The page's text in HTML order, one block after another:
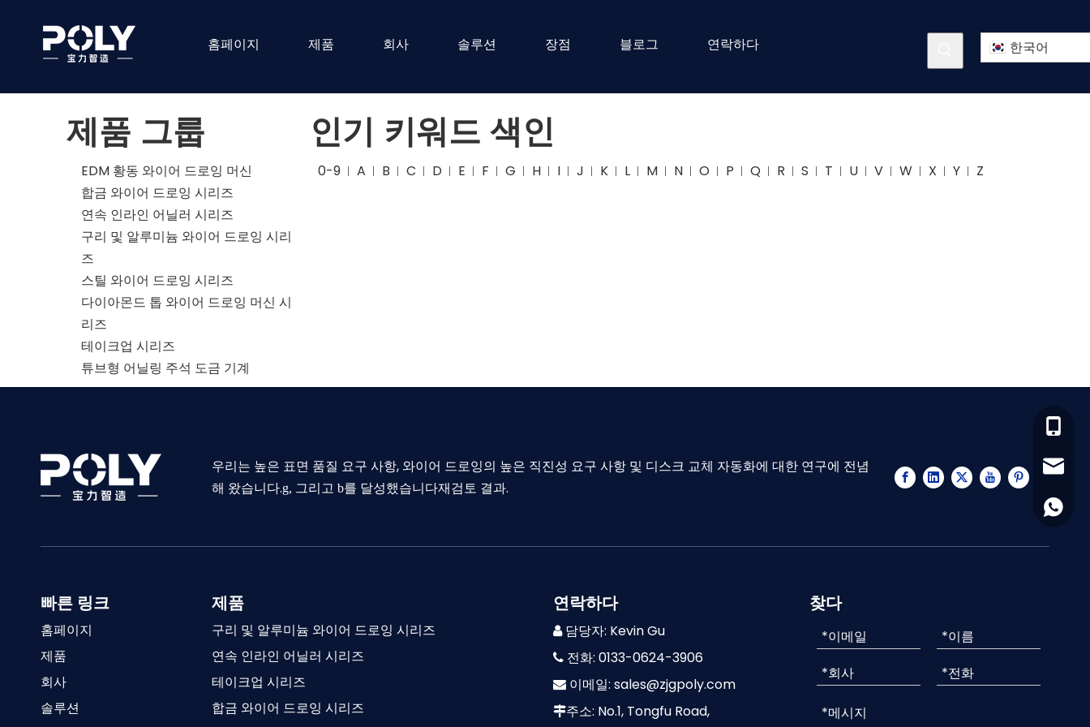
홈페이지 제품 회사 솔루션 장점 블로그 연락하다 한국어
제품 그룹
EDM 황동 와이어 드로잉 머신
합금 와이어 드로잉 시리즈
연속 인라인 어닐러 시리즈
구리 및 알루미늄 와이어 드로잉 시리
즈
스틸 와이어 드로잉 시리즈
다이아몬드 톱 와이어 드로잉 머신 시
리즈
테이크업 시리즈
튜브형 어닐링 주석 도금 기계
인기 키워드 색인
0-9 A B C D E F G H I J K L M N O P Q R S T U V W X Y Z
우리는 높은 표면 품질 요구 사항, 와이어 드로잉의 높은 직진성 요구 사항 및 디스크 교체 자동화에 대한 연구에 전념
해 왔습니다.g, 그리고 b를 달성했습니다재검토 결과.
빠른 링크
홈페이지
제품
회사
솔루션
제품
구리 및 알루미늄 와이어 드로잉 시리즈
연속 인라인 어닐러 시리즈
테이크업 시리즈
합금 와이어 드로잉 시리즈
연락하다
 담당자: Kevin Gu
전화: 0133-0624-3906
 이메일: sales@zjgpoly.com
주소: No.1, Tongfu Road,
찾다
0060-